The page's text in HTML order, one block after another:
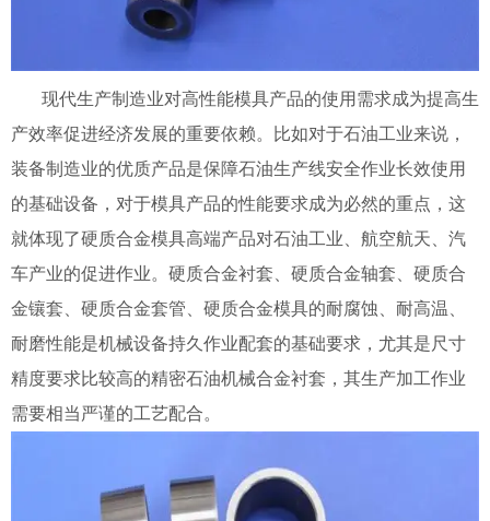
现代生产制造业对高性能模具产品的使用需求成为提高生
产效率促进经济发展的重要依赖。比如对于石油工业来说，
装备制造业的优质产品是保障石油生产线安全作业长效使用
的基础设备，对于模具产品的性能要求成为必然的重点，这
就体现了硬质合金模具高端产品对石油工业、航空航天、汽
车产业的促进作业。硬质合金衬套、硬质合金轴套、硬质合
金镶套、硬质合金套管、硬质合金模具的耐腐蚀、耐高温、
耐磨性能是机械设备持久作业配套的基础要求，尤其是尺寸
精度要求比较高的精密石油机械合金衬套，其生产加工作业
需要相当严谨的工艺配合。